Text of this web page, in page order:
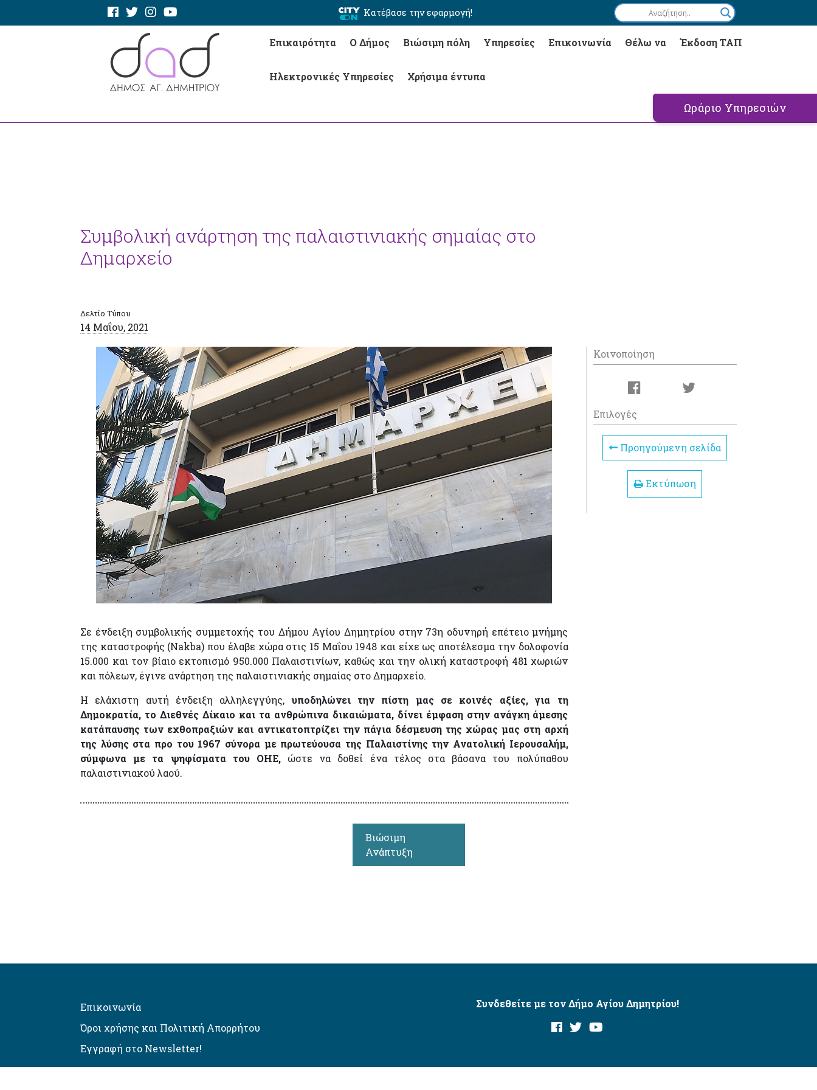
Κατέβασε την εφαρμογή!
Επικαιρότητα Ο Δήμος Βιώσιμη πόλη Υπηρεσίες Επικοινωνία Θέλω να Έκδοση ΤΑΠ
Ηλεκτρονικές Υπηρεσίες Χρήσιμα έντυπα
Ωράριο Υπηρεσιών
Συμβολική ανάρτηση της παλαιστινιακής σημαίας στο
Δημαρχείο
Δελτίο Τύπου
14 Μαΐου, 2021
Σε ένδειξη συμβολικής συμμετοχής του Δήμου Αγίου Δημητρίου στην 73η οδυνηρή επέτειο μνήμης
της καταστροφής (Nakba) που έλαβε χώρα στις 15 Μαΐου 1948 και είχε ως αποτέλεσμα την δολοφονία
15.000 και τον βίαιο εκτοπισμό 950.000 Παλαιστινίων, καθώς και την ολική καταστροφή 481 χωριών
και πόλεων, έγινε ανάρτηση της παλαιστινιακής σημαίας στο Δημαρχείο.
Η ελάχιστη αυτή ένδειξη αλληλεγγύης, υποδηλώνει την πίστη μας σε κοινές αξίες, για τη
Δημοκρατία, το Διεθνές Δίκαιο και τα ανθρώπινα δικαιώματα, δίνει έμφαση στην ανάγκη άμεσης
κατάπαυσης των εχθοπραξιών και αντικατοπτρίζει την πάγια δέσμευση της χώρας μας στη αρχή
της λύσης στα προ του 1967 σύνορα με πρωτεύουσα της Παλαιστίνης την Ανατολική Ιερουσαλήμ,
σύμφωνα με τα ψηφίσματα του ΟΗΕ,ώστε να δοθεί ένα τέλος στα βάσανα του πολύπαθου
παλαιστινιακού λαού.
Κοινοποίηση
Επιλογές
Προηγούμενη σελίδα
Εκτύπωση
Βιώσιμη
Ανάπτυξη
Επικοινωνία
Όροι χρήσης και Πολιτική Απορρήτου
Εγγραφή στο Newsletter!
Συνδεθείτε με τον Δήμο Αγίου Δημητρίου!